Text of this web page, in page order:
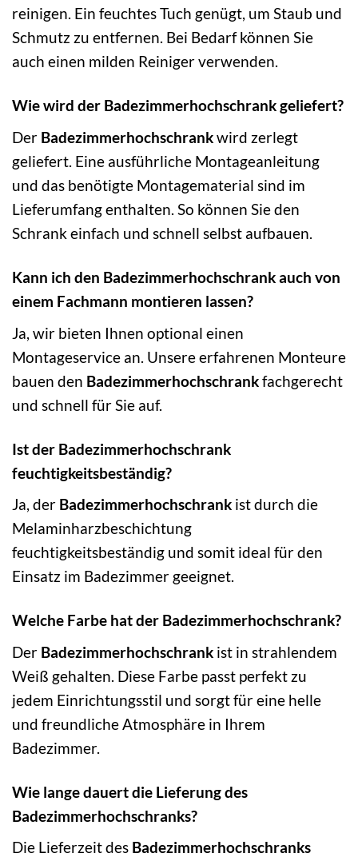
reinigen. Ein feuchtes Tuch genügt, um Staub und
Schmutz zu entfernen. Bei Bedarf können Sie
auch einen milden Reiniger verwenden.
Wie wird der Badezimmerhochschrank geliefert?
Der Badezimmerhochschrankwird zerlegt
geliefert. Eine ausführliche Montageanleitung
und das benötigte Montagematerial sind im
Lieferumfang enthalten. So können Sie den
Schrank einfach und schnell selbst aufbauen.
Kann ich den Badezimmerhochschrank auch von
einem Fachmann montieren lassen?
Ja, wir bieten Ihnen optional einen
Montageservice an. Unsere erfahrenen Monteure
bauen den Badezimmerhochschrankfachgerecht
und schnell für Sie auf.
Ist der Badezimmerhochschrank
feuchtigkeitsbeständig?
Ja, der Badezimmerhochschrank ist durch die
Melaminharzbeschichtung
feuchtigkeitsbeständig und somit ideal für den
Einsatz im Badezimmer geeignet.
Welche Farbe hat der Badezimmerhochschrank?
Der Badezimmerhochschrank ist in strahlendem
Weiß gehalten. Diese Farbe passt perfekt zu
jedem Einrichtungsstil und sorgt für eine helle
und freundliche Atmosphäre in Ihrem
Badezimmer.
Wie lange dauert die Lieferung des
Badezimmerhochschranks?
Die Lieferzeit des Badezimmerhochschranks